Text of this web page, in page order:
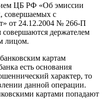
ЦБ РФ «Об эмиссии
совершаемых с
от 24.12.2004 № 266-П
держателем
лицом.
картам
есть основания
характер, то
данной операции.
картами попадают